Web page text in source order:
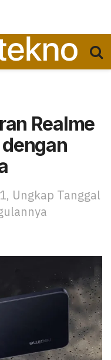
Realme
Ungkap Tanggal